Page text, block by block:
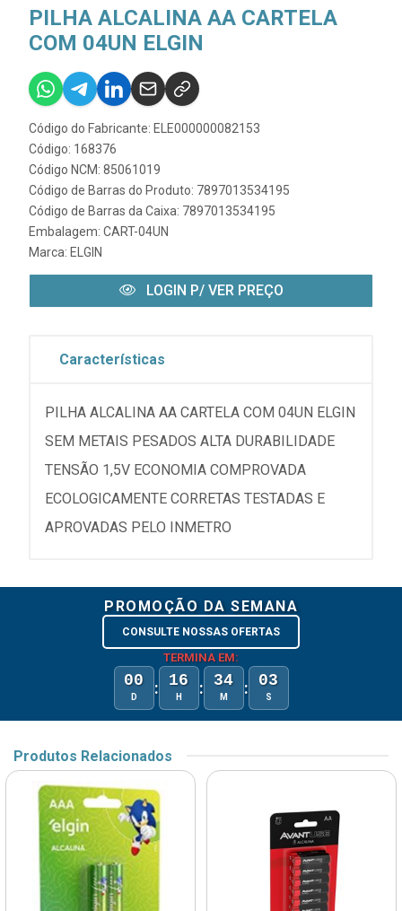
PILHA ALCALINA AA CARTELA
COM 04UN ELGIN
Código do Fabricante: ELE000000082153
Código: 168376
Código NCM: 85061019
Código de Barras do Produto: 7897013534195
Código de Barras da Caixa: 7897013534195
Embalagem: CART-04UN
Marca: ELGIN
LOGIN P/ VER PREÇO
Características
PILHA ALCALINA AA CARTELA COM 04UN ELGIN
SEM METAIS PESADOS ALTA DURABILIDADE
TENSÃO 1,5V ECONOMIA COMPROVADA
ECOLOGICAMENTE CORRETAS TESTADAS E
APROVADAS PELO INMETRO
PROMOÇÃO DA SEMANA
CONSULTE NOSSAS OFERTAS
TERMINA EM:
00
D : 16
H : 34
M : 03
S
Produtos Relacionados